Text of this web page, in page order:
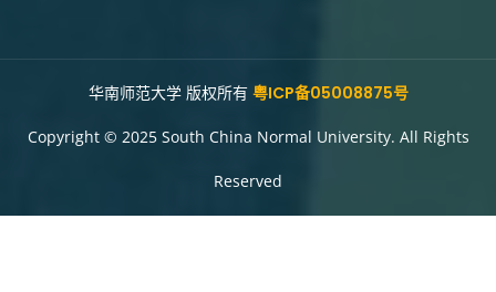
华南师范大学 版权所有 粤ICP备05008875号
Copyright © 2025 South China Normal University. All Rights
Reserved